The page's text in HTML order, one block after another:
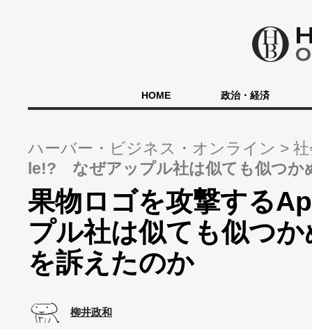
HOME 政治・経済
ハーバー・ビジネス・オンライン
le!? なぜアップル社は似ても似つか
果物ロゴを攻撃する
プル社は似ても似つ
を訴えたのか
柳井政和